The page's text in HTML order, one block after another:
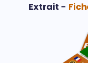
Extrait -